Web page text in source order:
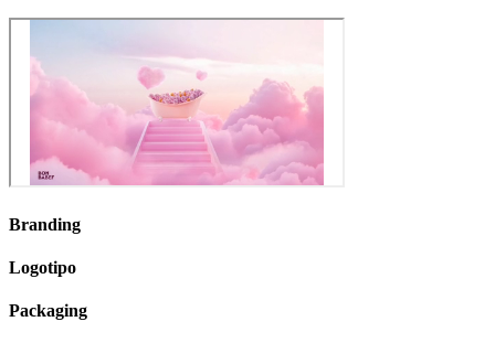
Branding
Logotipo
Packaging